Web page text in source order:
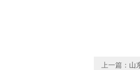
上一篇： 山